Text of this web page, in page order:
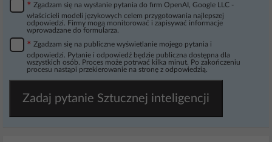
* Zgadzam się na wysłanie pytania do firm OpenAI, Google LLC -
właścicieli modeli językowych celem przygotowania najlepszej
odpowiedzi. Firmy mogą monitorować i zapisywać informacje
wprowadzane do formularza.
* Zgadzam się na publiczne wyświetlanie mojego pytania i
odpowiedzi. Pytanie i odpowiedź będzie publiczna dostępna dla
wszystkich osób. Proces może potrwać kilka minut. Po zakończeniu
procesu nastąpi przekierowanie na stronę z odpowiedzią.
Zadaj pytanie Sztucznej inteligencji